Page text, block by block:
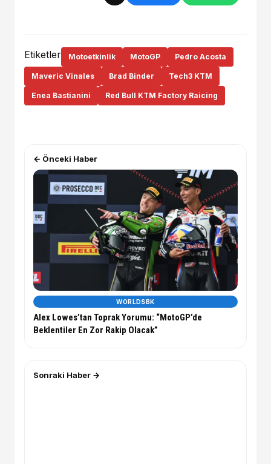
Etiketler Motoetkinlik MotoGP Pedro Acosta
Maveric Vinales Brad Binder Tech3 KTM
Enea Bastianini Red Bull KTM Factory Raicing
← Önceki Haber
WORLDSBK
Alex Lowes’tan Toprak Yorumu: “MotoGP’de
Beklentiler En Zor Rakip Olacak”
Sonraki Haber →